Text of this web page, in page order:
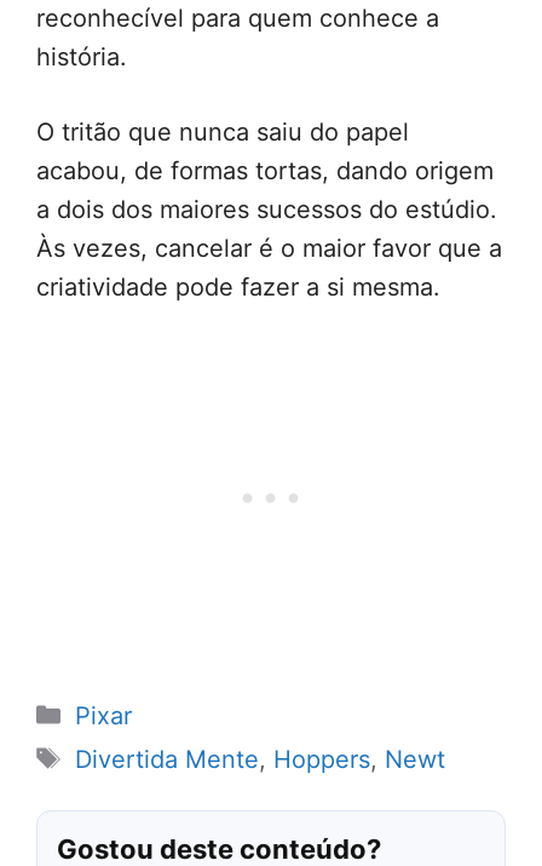
reconhecível para quem conhece a
história.
O tritão que nunca saiu do papel
acabou, de formas tortas, dando origem
a dois dos maiores sucessos do estúdio.
Às vezes, cancelar é o maior favor que a
criatividade pode fazer a si mesma.
Categorias
Pixar
Tags
Divertida Mente, Hoppers, Newt
Gostou deste conteúdo?